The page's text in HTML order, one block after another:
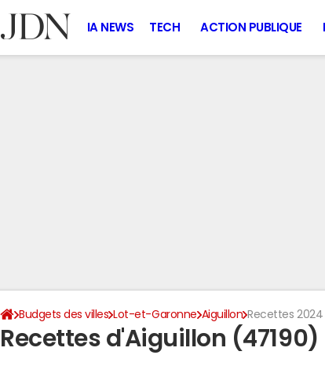
IA NEWS TECH ACTION PUBLIQUE
Budgets des villes Lot-et-Garonne Aiguillon Recettes 2024
Recettes d'Aiguillon (47190)